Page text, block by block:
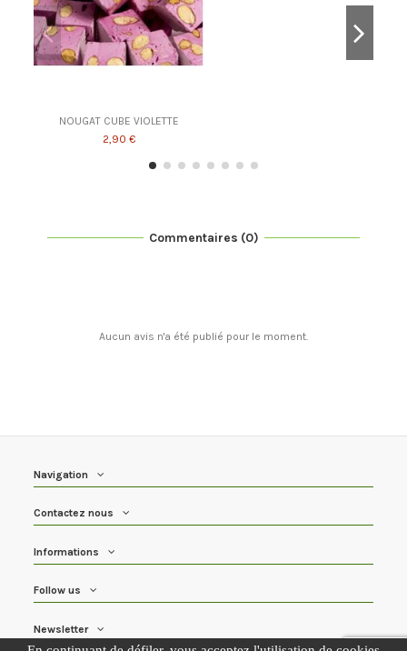
NOUGAT CUBE VIOLETTE
2,90 €
Commentaires (0)
Aucun avis n'a été publié pour le moment.
Navigation
Contactez nous
Informations
Follow us
Newsletter